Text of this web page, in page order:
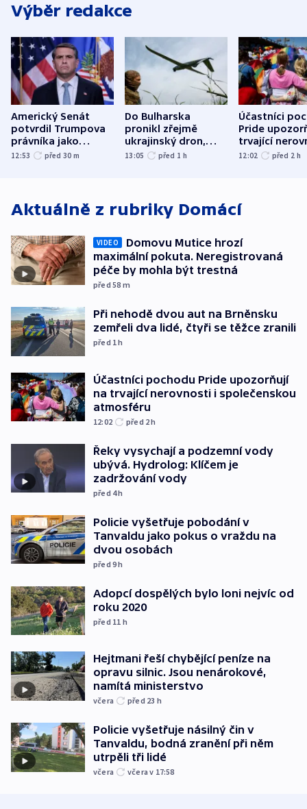
Výběr redakce
Americký Senát
potvrdil Trumpova
právníka jako
ministra
12:53 před 30 m
Do Bulharska
pronikl zřejmě
ukrajinský dron,
explodoval kilometr
13:05 před 1 h
Účastníci
Pride
trvající
12:02 před 2 h
Aktuálně z rubriky Domácí
VIDEO
Domovu Mutice hrozí
maximální pokuta. Neregistrovaná
péče by mohla být trestná
před 58 m
Při nehodě dvou aut na Brněnsku
zemřeli dva lidé, čtyři se těžce zranili
před 1h
Účastníci pochodu Pride upozorňují
na trvající nerovnosti i společenskou
atmosféru
12:02 před 2h
Řeky vysychají a podzemní vody
ubývá. Hydrolog: Klíčem je
zadržování vody
před 4h
Policie vyšetřuje pobodání v
Tanvaldu jako pokus o vraždu na
dvou osobách
před 9h
Adopcí dospělých bylo loni nejvíc od
roku 2020
před 11 h
Hejtmani řeší chybějící peníze na
opravu silnic. Jsou nenárokové,
namítá ministerstvo
včera před 23 h
Policie vyšetřuje násilný čin v
Tanvaldu, bodná zranění při něm
utrpěli tři lidé
včera včera v 17:58